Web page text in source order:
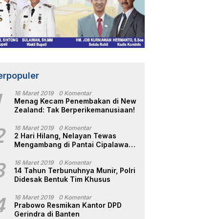
16 Maret 2019 0 Komentar
Menag Kecam Penembakan di New
Zealand: Tak Berperikemanusiaan!
16 Maret 2019 0 Komentar
2 Hari Hilang, Nelayan Tewas
Mengambang di Pantai Cipalawah
16 Maret 2019 0 Komentar
14 Tahun Terbunuhnya Munir, Polri
Didesak Bentuk Tim Khusus
16 Maret 2019 0 Komentar
Prabowo Resmikan Kantor DPD
Gerindra di Banten